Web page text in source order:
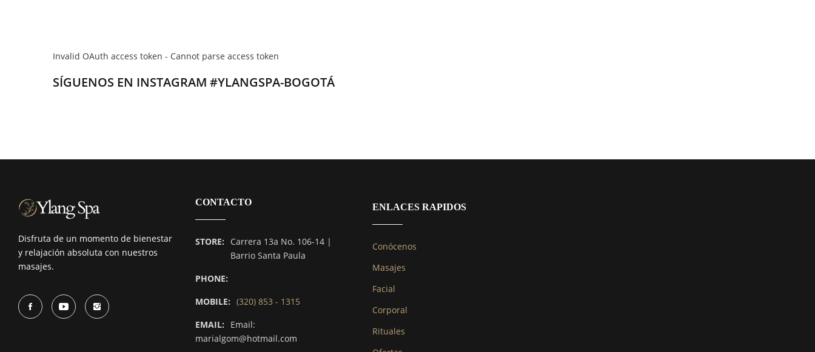
Invalid OAuth access token - Cannot parse access token
SÍGUENOS EN INSTAGRAM #YLANGSPA-BOGOTÁ
Disfruta de un momento de bienestar
y relajación absoluta con nuestros
masajes.
CONTACTO
STORE:
Carrera 13a No. 106-14 |
Barrio Santa Paula
PHONE:
MOBILE: (320) 853 - 1315
EMAIL:
Email:
marialgom@hotmail.com
ENLACES RAPIDOS
Conócenos
Masajes
Facial
Corporal
Rituales